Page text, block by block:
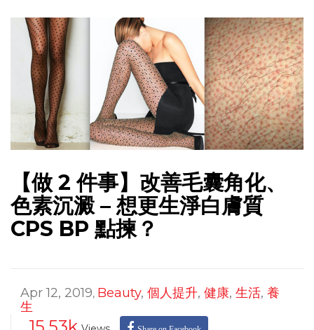
【做 2 件事】改善毛囊角化、
色素沉澱 – 想更生淨白膚質
CPS BP 點揀？
Apr 12, 2019, Beauty, 個人提升, 健康, 生活, 養
生